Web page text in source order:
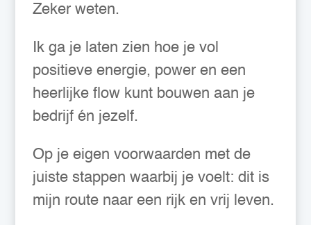
Zeker weten.
Ik ga je laten zien hoe je vol
positieve energie, power en een
heerlijke flow kunt bouwen aan je
bedrijf én jezelf.
Op je eigen voorwaarden met de
juiste stappen waarbij je voelt: dit is
mijn route naar een rijk en vrij leven.